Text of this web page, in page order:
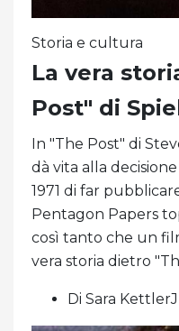
Storia e cultura
La vera
Post" di
In "The Post" di
dà vita alla
1971 di far
Pentagon Papers
così tanto che un
vera storia dietro
Di Sara